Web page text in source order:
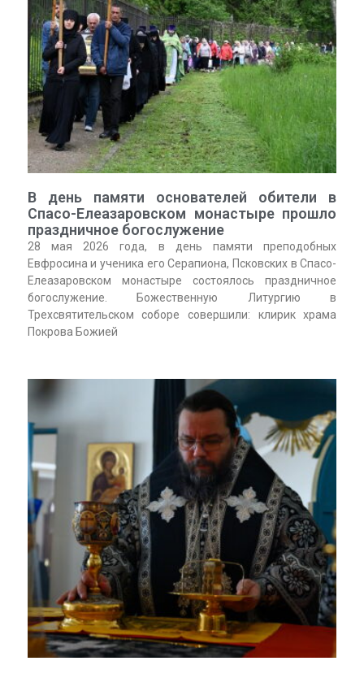
В день памяти основателей обители в
Спасо-Елеазаровском монастыре прошло
праздничное богослужение
28 мая 2026 года, в день памяти преподобных
Евфросина и ученика его Серапиона, Псковских в Спасо-
Елеазаровском монастыре состоялось праздничное
богослужение. Божественную Литургию в
Трехсвятительском соборе совершили: клирик храма
Покрова Божией